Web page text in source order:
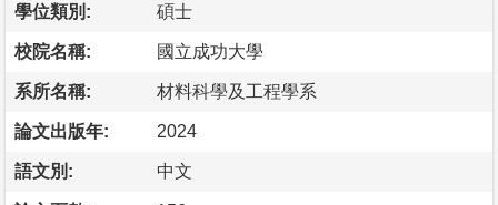
學位類別: 碩士
校院名稱: 國立成功大學
系所名稱: 材料科學及工程學系
論文出版年: 2024
語文別: 中文